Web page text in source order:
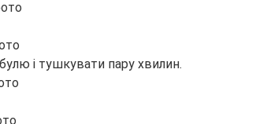
і тушкувати пару хвилин.